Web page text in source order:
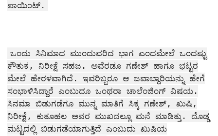
ಪಾಯಿಂಟ್.
ಒಂದು ಸಿನಿಮಾದ ಮುಂದುವರಿದ ಭಾಗ ಎಂದಮೇಲೆ ಒಂದಷ್ಟು
ಕೌತುಕ, ನಿರೀಕ್ಷೆ ಸಹಜ. ಅವೆರಡೂ ಗಣೇಶ್ ಹಾಗೂ ಭಟ್ಟರ
ಮೇಲೆ ಹೇರಳವಾಗಿದೆ. ಇವರಿಬ್ಬರೂ ಆ ಜವಾಬ್ದಾರಿಯನ್ನು ಹೇಗೆ
ಸಂಭಾಳಿಸಿದ್ದಾರೆ ಎಂಬುದೂ ಒಂಥರಾ ಚಾಲೆಂಜಿಂಗ್ ವಿಷಯ.
ಸಿನಮಾ ಬಿಡುಗಡೆಗೂ ಮುನ್ನ ಮಾತಿಗೆ ಸಿಕ್ಕ ಗಣೇಶ್, ಖುಷಿ,
ನಿರೀಕ್ಷೆ, ಕುತೂಹಲ ಅವರ ಮುಖದಲ್ಲೂ ಮನೆ ಮಾಡಿತ್ತು. ದೊಡ್ಡ
ಮಟ್ಟದಲ್ಲಿ ಬಿಡುಗಡೆಯಾಗುತ್ತಿದೆ ಎಂಬುದು ಖುಷಿಯ